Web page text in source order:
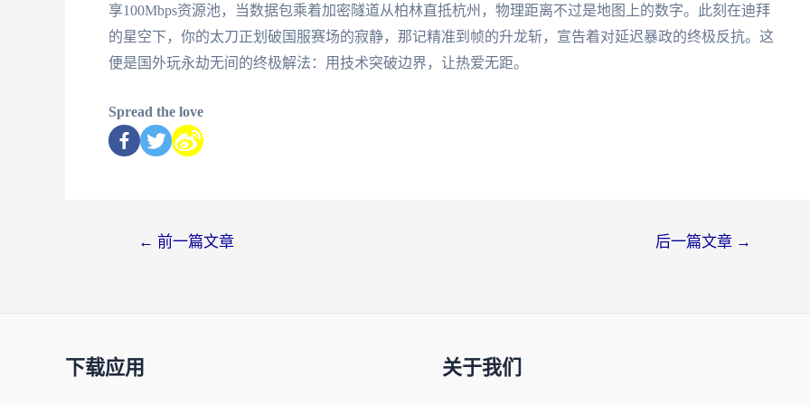
享100Mbps资源池，当数据包乘着加密隧道从柏林直抵杭州，物理距离不过是地图上的数字。此刻在迪拜
的星空下，你的太刀正划破国服赛场的寂静，那记精准到帧的升龙斩，宣告着对延迟暴政的终极反抗。这
便是国外玩永劫无间的终极解法：用技术突破边界，让热爱无距。
Spread the love
← 前一篇文章 后一篇文章 →
下载应用 关于我们